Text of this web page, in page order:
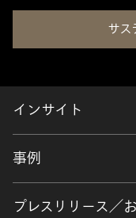
サ
インサイト
事例
プレスリリース／